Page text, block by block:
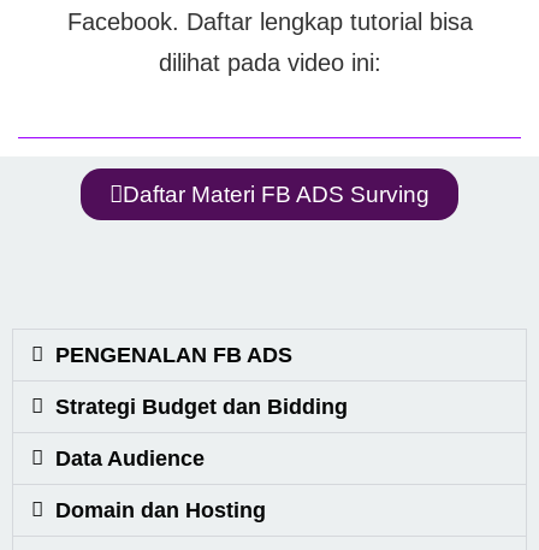
Facebook. Daftar lengkap tutorial bisa
dilihat pada video ini:
Daftar Materi FB ADS Surving
PENGENALAN FB ADS
Strategi Budget dan Bidding
Data Audience
Domain dan Hosting